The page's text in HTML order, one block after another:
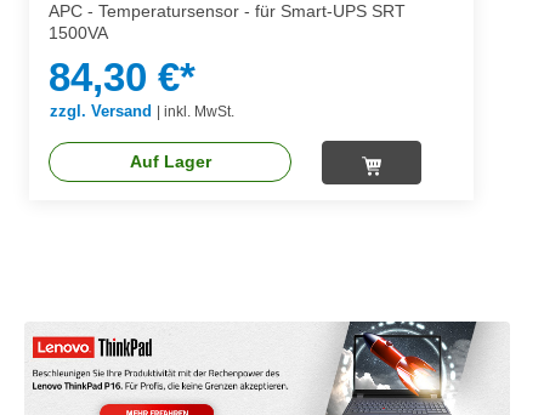
APC - Temperatursensor - für Smart-UPS SRT
1500VA
84,30 €*
zzgl. Versand inkl. MwSt.
Auf Lager